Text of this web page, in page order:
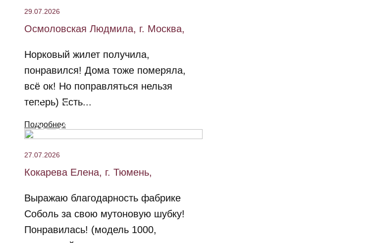
29.07.2026
Осмоловская Людмила, г. Москва,
Норковый жилет получила,
понравился! Дома тоже померяла,
всё ок! Но поправляться нельзя
теперь) Есть...
Подробнее
27.07.2026
Кокарева Елена, г. Тюмень,
Выражаю благодарность фабрике
Соболь за свою мутоновую шубку!
Понравилась! (модель 1000,